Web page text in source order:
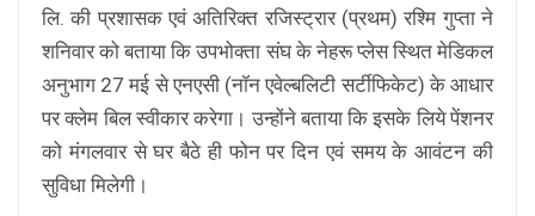
लि. की प्रशासक एवं अतिरिक्त रजिस्ट्रार (प्रथम) रश्मि गुप्ता ने
शनिवार को बताया कि उपभोक्ता संघ के नेहरू प्लेस स्थित मेडिकल
अनुभाग 27 मई से एनएसी (नॉन एवेल्बलिटी सर्टीफिकेट) के आधार
पर क्लेम बिल स्वीकार करेगा। उन्होंने बताया कि इसके लिये पेंशनर
को मंगलवार से घर बैठे ही फोन पर दिन एवं समय के आवंटन की
सुविधा मिलेगी।